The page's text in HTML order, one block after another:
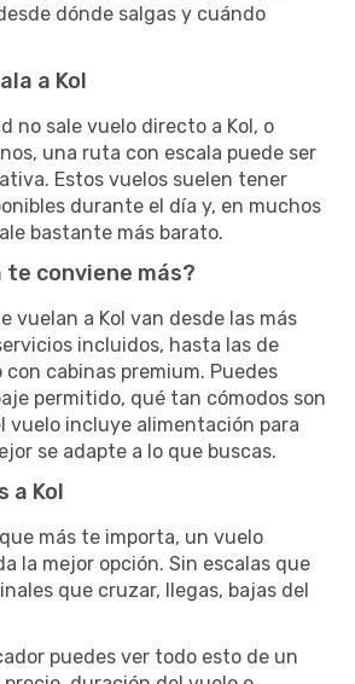
dónde salgas y cuándo
a Kol
no sale vuelo directo a Kol, o
una ruta con escala puede ser
Estos vuelos suelen tener
durante el día y, en muchos
bastante más barato.
te conviene más?
vuelan a Kol van desde las más
incluidos, hasta las de
cabinas premium. Puedes
permitido, qué tan cómodos son
vuelo incluye alimentación para
se adapte a lo que buscas.
a Kol
más te importa, un vuelo
la mejor opción. Sin escalas que
que cruzar, llegas, bajas del
puedes ver todo esto de un